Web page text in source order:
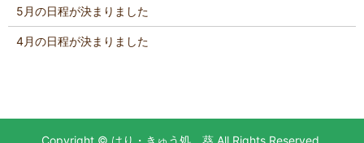
5月の日程が決まりました
4月の日程が決まりました